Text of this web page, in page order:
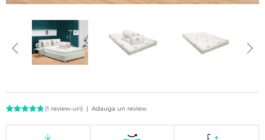
(1 review-uri) | Adauga un review